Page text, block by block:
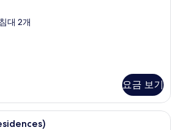
대 2개
요금 보기
케이블 채널 시청이 가능한 32인치 평면